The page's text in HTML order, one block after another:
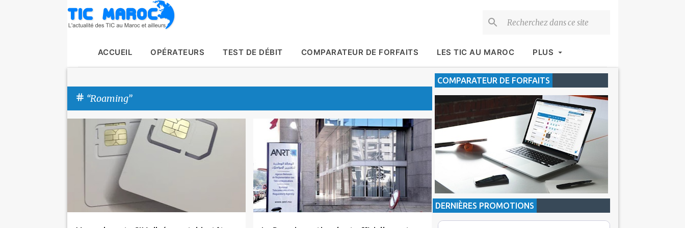
ACCUEIL OPÉRATEURS TEST DE DÉBIT COMPARATEUR DE FORFAITS LES TIC AU MAROC PLUS
Roaming
inwi Maroc Telecom Orange
Roaming
ANRT Roaming Tic Maroc
COMPARATEUR DE FORFAITS
DERNIÈRES PROMOTIONS